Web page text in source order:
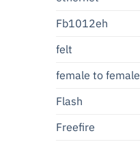
Fb1012eh
felt
female to female
Flash
Freefire